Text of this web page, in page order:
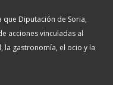
que Diputación de Soria,
acciones vinculadas al
gastronomía, el ocio y la